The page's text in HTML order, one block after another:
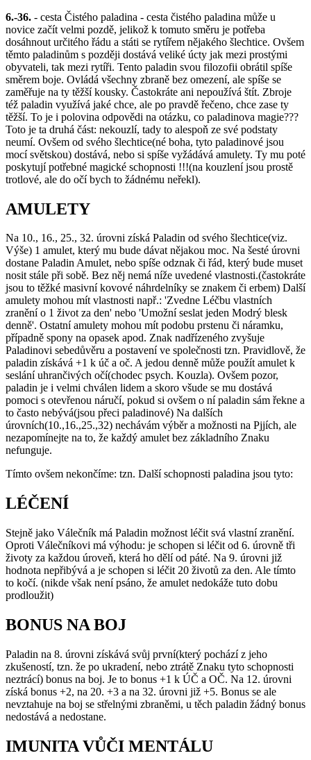
6.-36. - cesta Čistého paladina - cesta čistého paladina může u
novice začít velmi pozdě, jelikož k tomuto směru je potřeba
dosáhnout určitého řádu a státi se rytířem nějakého šlechtice. Ovšem
těmto paladinům s později dostává veliké úcty jak mezi prostými
obyvateli, tak mezi rytíři. Tento paladin svou filozofii obrátil spíše
směrem boje. Ovládá všechny zbraně bez omezení, ale spíše se
zaměřuje na ty těžší kousky. Častokráte ani nepoužívá štít. Zbroje
též paladin využívá jaké chce, ale po pravdě řečeno, chce zase ty
těžší. To je i polovina odpovědi na otázku, co paladinova magie???
Toto je ta druhá část: nekouzlí, tady to alespoň ze své podstaty
neumí. Ovšem od svého šlechtice(né boha, tyto paladinové jsou
mocí světskou) dostává, nebo si spíše vyžádává amulety. Ty mu poté
poskytují potřebné magické schopnosti !!!(na kouzlení jsou prostě
trotlové, ale do očí bych to žádnému neřekl).
AMULETY
Na 10., 16., 25., 32. úrovni získá Paladin od svého šlechtice(viz.
Výše) 1 amulet, který mu bude dávat nějakou moc. Na šesté úrovni
dostane Paladin Amulet, nebo spíše odznak či řád, který bude muset
nosit stále při sobě. Bez něj nemá níže uvedené vlastnosti.(častokráte
jsou to těžké masivní kovové náhrdelníky se znakem či erbem) Další
amulety mohou mít vlastnosti např.: 'Zvedne Léčbu vlastních
zranění o 1 život za den' nebo 'Umožní seslat jeden Modrý blesk
denně'. Ostatní amulety mohou mít podobu prstenu či náramku,
případně spony na opasek apod. Znak nadřízeného zvyšuje
Paladinovi sebedůvěru a postavení ve společnosti tzn. Pravidlově, že
paladin získává +1 k úč a oč. A jedou denně může použít amulet k
seslání uhrančivých očí(chodec psych. Kouzla). Ovšem pozor,
paladin je i velmi chválen lidem a skoro všude se mu dostává
pomoci s otevřenou náručí, pokud si ovšem o ní paladin sám řekne a
to často nebývá(jsou přeci paladinové) Na dalších
úrovních(10.,16.,25.,32) nechávám výběr a možnosti na Pjjích, ale
nezapomínejte na to, že každý amulet bez základního Znaku
nefunguje.
Tímto ovšem nekončíme: tzn. Další schopnosti paladina jsou tyto:
LÉČENÍ
Stejně jako Válečník má Paladin možnost léčit svá vlastní zranění.
Oproti Válečníkovi má výhodu: je schopen si léčit od 6. úrovně tři
životy za každou úroveň, která ho dělí od páté. Na 9. úrovni již
hodnota nepřibývá a je schopen si léčit 20 životů za den. Ale tímto
to kočí. (nikde však není psáno, že amulet nedokáže tuto dobu
prodloužit)
BONUS NA BOJ
Paladin na 8. úrovni získává svůj první(který pochází z jeho
zkušeností, tzn. že po ukradení, nebo ztrátě Znaku tyto schopnosti
neztrácí) bonus na boj. Je to bonus +1 k ÚČ a OČ. Na 12. úrovni
získá bonus +2, na 20. +3 a na 32. úrovni již +5. Bonus se ale
nevztahuje na boj se střelnými zbraněmi, u těch paladin žádný bonus
nedostává a nedostane.
IMUNITA VŮČI MENTÁLU